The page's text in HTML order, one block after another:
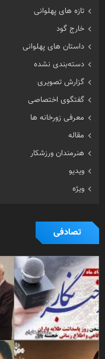
تازه های پهلوانی
خارج گود
داستان های پهلوانی
دسته‌بندی نشده
گزارش تصویری
گفتگوی اختصاصی
معرفی زورخانه ها
مقاله
هنرمندان ورزشکار
ویدیو
ویژه
تصادفی